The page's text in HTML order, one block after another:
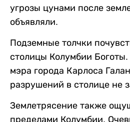
угрозы цунами после
объявляли.
Подземные толчки
столицы Колумбии
мэра города Карлоса
разрушений в столице не
Землетрясение также
пределами Колумбии.